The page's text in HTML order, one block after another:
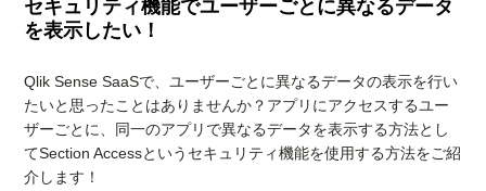
セキュリティ機能でユーザーごとに異なるデータ
を表示したい！
Qlik Sense SaaSで、ユーザーごとに異なるデータの表示を行い
たいと思ったことはありませんか？アプリにアクセスするユー
ザーごとに、同一のアプリで異なるデータを表示する方法とし
てSection Accessというセキュリティ機能を使用する方法をご紹
介します！